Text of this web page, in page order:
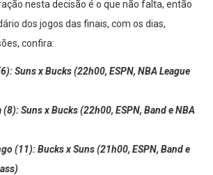
nesta decisão é o que não falta, então
dos jogos das finais, com os dias,
confira:
Suns x Bucks (22h00, ESPN, NBA League
Suns x Bucks (22h00, ESPN, Band e NBA
(11): Bucks x Suns (21h00, ESPN, Band e